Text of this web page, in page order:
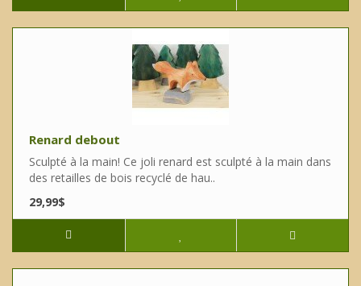
Renard debout
Sculpté à la main! Ce joli renard est sculpté à la main dans
des retailles de bois recyclé de hau..
29,99$